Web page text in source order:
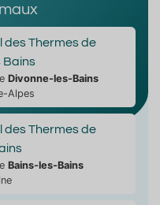
des Thermes de
Bains
Divonne-les-Bains
Alpes
des Thermes de
Bains-les-Bains